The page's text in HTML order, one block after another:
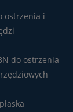
ostrzenia i
do ostrzenia